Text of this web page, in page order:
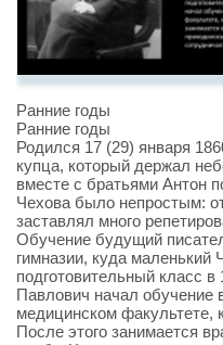
Ранние годы
Ранние годы
Родился 17 (29) января
купца, который держал
вместе с братьями Антон
Чехова было непростым:
заставлял много
Обучение будущий
гимназии, куда маленький
подготовительный класс в
Павлович начал обучение
медицинском факультете,
После этого занимается